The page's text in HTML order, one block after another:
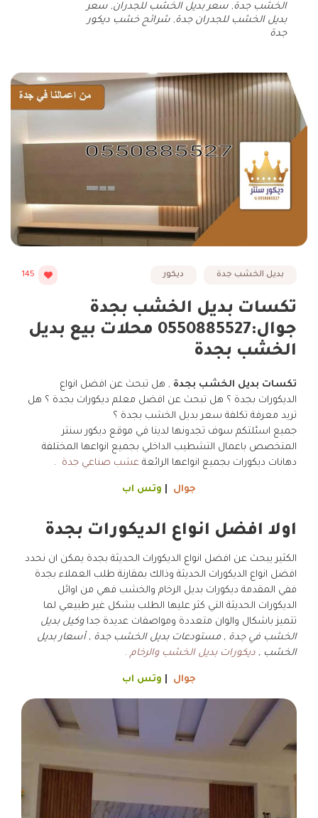
الخشب جدة, سعر بديل الخشب للجدران, سعر
بديل الخشب للجدران جدة, شرائح خشب ديكور
جدة
بديل الخشب جدة ديكور 145
تكسات بديل الخشب بجدة
جوال:0550885527 محلات بيع بديل
الخشب بجدة
تكسات بديل الخشب بجدة , هل تبحث عن افضل انواع
الديكورات بجدة ؟ هل تبحث عن افضل معلم ديكورات بجدة ؟ هل
تريد معرفة تكلفة سعر بديل الخشب بجدة ؟
جميع اسئلتكم سوف تجدونها لدينا في موقع ديكور سنتر
المتخصص باعمال التشطيب الداخلي بجميع انواعها المختلفة
دهانات ديكورات بجميع انواعها الرائعة عشب صناعي جدة .
جوال وتس اب
اولا افضل انواع الديكورات بجدة
الكثير يبحث عن افضل انواع الديكورات الحديثة بجدة يمكن ان نحدد
افضل انواع الديكورات الحديثة وذالك بمقارنة طلب العملاء بجدة
ففي المقدمة ديكورات بديل الرخام والخشب فهي من اوائل
الديكورات الحديثة التي كثر عليها الطلب بشكل غير طبيعي لما
تتميز باشكال والوان متعددة ومواصفات عديدة جداوكيل بديل
الخشب في جدة , مستودعات بديل الخشب جدة , أسعار بديل
الخشب , ديكورات بديل الخشب والرخام .
جوال وتس اب